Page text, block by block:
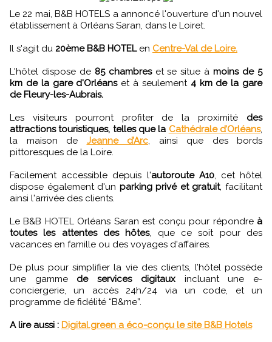
Le 22 mai, B&B HOTELS a annoncé l'ouverture d'un nouvel
établissement à Orléans Saran, dans le Loiret.
Il s'agit du 20ème B&B HOTELen Centre-Val de Loire.
L'hôtel dispose de 85 chambreset se situe àmoins de 5
km de la gare d'Orléanset à seulement 4 km de la gare
de Fleury-les-Aubrais.
Les visiteurs pourront profiter de la proximité des
attractions touristiques, telles que la Cathédrale d’Orléans,
la maison de Jeanne d’Arc, ainsi que des bords
pittoresques de la Loire.
Facilement accessible depuis l'autoroute A10, cet hôtel
dispose également d'un parking privé et gratuit, facilitant
ainsi l'arrivée des clients.
Le B&B HOTEL Orléans Saran est conçu pour répondre à
toutes les attentes des hôtes, que ce soit pour des
vacances en famille ou des voyages d'affaires.
De plus pour simplifier la vie des clients, l’hôtel possède
une gamme de services digitauxincluant une e-
conciergerie, un accès 24h/24 via un code, et un
programme de fidélité “B&me”.
A lire aussi : Digital.green a éco-conçu le site B&B Hotels